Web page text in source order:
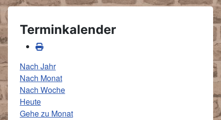
Terminkalender
Nach Jahr
Nach Monat
Nach Woche
Heute
Gehe zu Monat